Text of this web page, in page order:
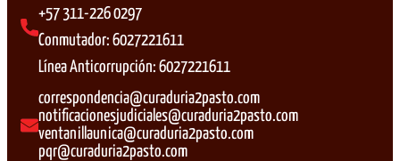
+57 311-226 0297
Conmutador: 6027221611
Línea Anticorrupción: 6027221611
correspondencia@curaduria2pasto.com
notificacionesjudiciales@curaduria2pasto.com
ventanillaunica@curaduria2pasto.com
pqr@curaduria2pasto.com